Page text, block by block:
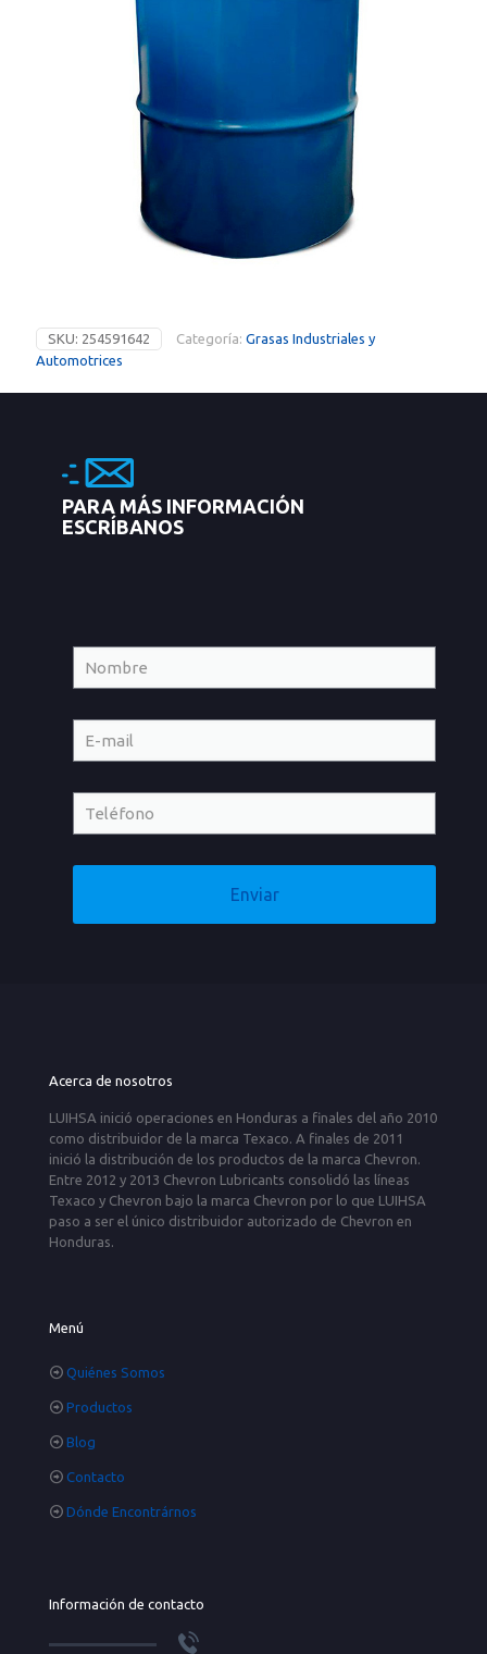
SKU: 254591642 Categoría: Grasas Industriales y
Automotrices
PARA MÁS INFORMACIÓN
ESCRÍBANOS
Acerca de nosotros
LUIHSA inició operaciones en Honduras a finales del año 2010
como distribuidor de la marca Texaco. A finales de 2011
inició la distribución de los productos de la marca Chevron.
Entre 2012 y 2013 Chevron Lubricants consolidó las líneas
Texaco y Chevron bajo la marca Chevron por lo que LUIHSA
paso a ser el único distribuidor autorizado de Chevron en
Honduras.
Menú
Quiénes Somos
Productos
Blog
Contacto
Dónde Encontrárnos
Información de contacto